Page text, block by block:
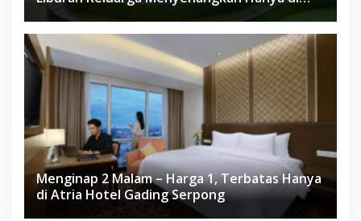
Herloom Hotel BSD
Menginap 2 Malam – Harga 1, Terbatas Hanya
di Atria Hotel Gading Serpong